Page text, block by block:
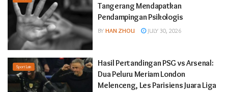
Tangerang Mendapatkan
Pendampingan Psikologis
BY HAN ZHOU JULY 30, 2026
Sport Lain
Hasil Pertandingan PSG vs Arsenal:
Dua Peluru Meriam London
Melenceng, Les Parisiens Juara Liga